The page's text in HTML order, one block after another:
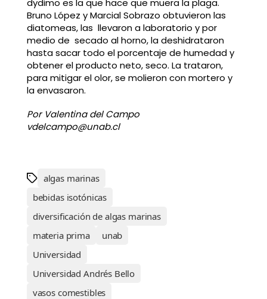
dydimo es la que hace que muera la plaga.
Bruno López y Marcial Sobrazo obtuvieron las
diatomeas, las llevaron a laboratorio y por
medio de secado al horno, la deshidrataron
hasta sacar todo el porcentaje de humedad y
obtener el producto neto, seco. La trataron,
para mitigar el olor, se molieron con mortero y
la envasaron.
Por Valentina del Campo
vdelcampo@unab.cl
algas marinas
bebidas isotónicas
diversificación de algas marinas
materia prima
unab
Universidad
Universidad Andrés Bello
vasos comestibles